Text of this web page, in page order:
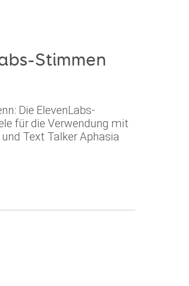
Stimmen
Die ElevenLabs-
für die Verwendung mit
Text Talker Aphasia